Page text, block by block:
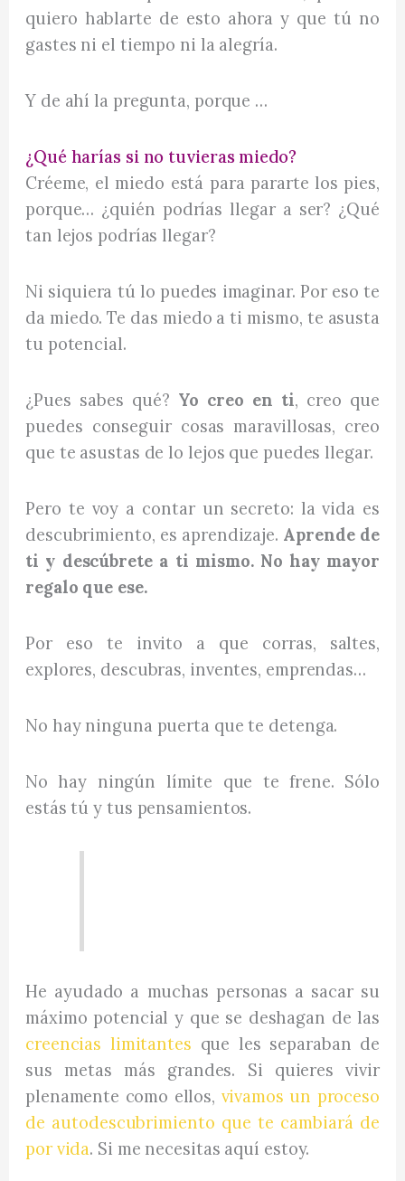
quiero hablarte de esto ahora y que tú no
gastes ni el tiempo ni la alegría.
Y de ahí la pregunta, porque …
¿Qué harías si no tuvieras miedo?
Créeme, el miedo está para pararte los pies,
porque… ¿quién podrías llegar a ser? ¿Qué
tan lejos podrías llegar?
Ni siquiera tú lo puedes imaginar. Por eso te
da miedo. Te das miedo a ti mismo, te asusta
tu potencial.
¿Pues sabes qué? Yo creo en ti, creo que
puedes conseguir cosas maravillosas, creo
que te asustas de lo lejos que puedes llegar.
Pero te voy a contar un secreto: la vida es
descubrimiento, es aprendizaje. Aprende de
ti y descúbrete a ti mismo. No hay mayor
regalo que ese.
Por eso te invito a que corras, saltes,
explores, descubras, inventes, emprendas…
No hay ninguna puerta que te detenga.
No hay ningún límite que te frene. Sólo
estás tú y tus pensamientos.
He ayudado a muchas personas a sacar su
máximo potencial y que se deshagan de las
creencias limitantes que les separaban de
sus metas más grandes. Si quieres vivir
plenamente como ellos, vivamos un proceso
de autodescubrimiento que te cambiará de
por vida. Si me necesitas aquí estoy.